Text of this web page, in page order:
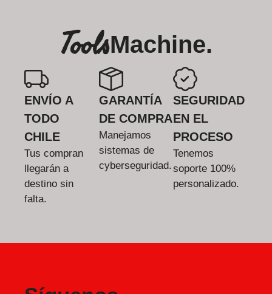
ToolsMachine.
ENVÍO A
TODO
CHILE
Tus compran
llegarán a
destino sin
falta.
GARANTÍA
DE COMPRA
Manejamos
sistemas de
cyberseguridad.
SEGURIDAD
EN EL
PROCESO
Tenemos
soporte 100%
personalizado.